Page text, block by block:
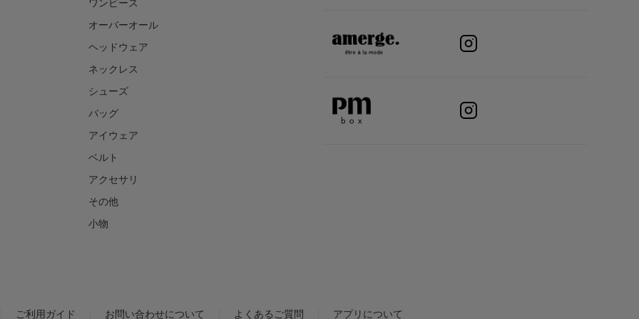
オーバーオール
ヘッドウェア
ネックレス
シューズ
バッグ
アイウェア
ベルト
アクセサリ
その他
小物
ご利用ガイド お問い合わせについて よくあるご質問 アプリについて